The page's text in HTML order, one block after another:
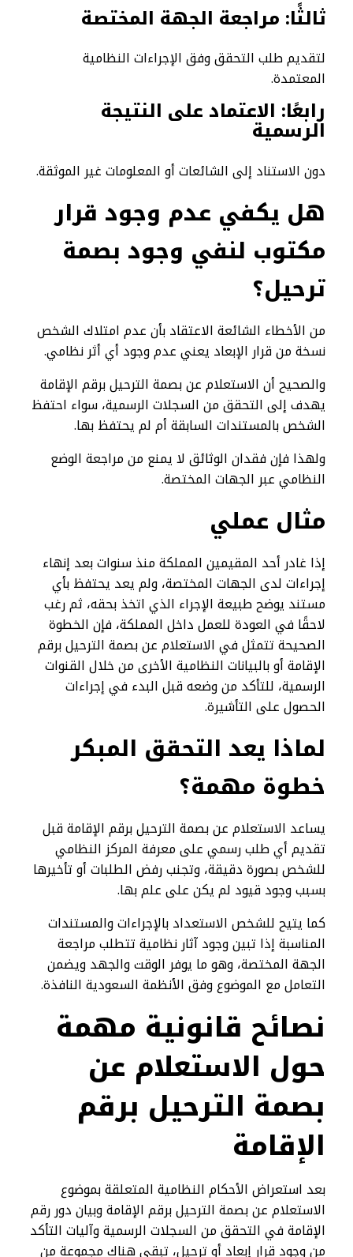
ثالثًا: مراجعة الجهة المختصة
لتقديم طلب التحقق وفق الإجراءات النظامية
المعتمدة.
رابعًا: الاعتماد على النتيجة
الرسمية
دون الاستناد إلى الشائعات أو المعلومات غير الموثقة.
هل يكفي عدم وجود قرار
مكتوب لنفي وجود بصمة
ترحيل؟
من الأخطاء الشائعة الاعتقاد بأن عدم امتلاك الشخص
نسخة من قرار الإبعاد يعني عدم وجود أي أثر نظامي.
والصحيح أن الاستعلام عن بصمة الترحيل برقم الإقامة
يهدف إلى التحقق من السجلات الرسمية، سواء احتفظ
الشخص بالمستندات السابقة أم لم يحتفظ بها.
ولهذا فإن فقدان الوثائق لا يمنع من مراجعة الوضع
النظامي عبر الجهات المختصة.
مثال عملي
إذا غادر أحد المقيمين المملكة منذ سنوات بعد إنهاء
إجراءات لدى الجهات المختصة، ولم يعد يحتفظ بأي
مستند يوضح طبيعة الإجراء الذي اتخذ بحقه، ثم رغب
لاحقًا في العودة للعمل داخل المملكة، فإن الخطوة
الصحيحة تتمثل في الاستعلام عن بصمة الترحيل برقم
الإقامة أو بالبيانات النظامية الأخرى من خلال القنوات
الرسمية، للتأكد من وضعه قبل البدء في إجراءات
الحصول على التأشيرة.
لماذا يعد التحقق المبكر
خطوة مهمة؟
يساعد الاستعلام عن بصمة الترحيل برقم الإقامة قبل
تقديم أي طلب رسمي على معرفة المركز النظامي
للشخص بصورة دقيقة، وتجنب رفض الطلبات أو تأخيرها
بسبب وجود قيود لم يكن على علم بها.
كما يتيح للشخص الاستعداد بالإجراءات والمستندات
المناسبة إذا تبين وجود آثار نظامية تتطلب مراجعة
الجهة المختصة، وهو ما يوفر الوقت والجهد ويضمن
التعامل مع الموضوع وفق الأنظمة السعودية النافذة.
نصائح قانونية مهمة
حول الاستعلام عن
بصمة الترحيل برقم
الإقامة
بعد استعراض الأحكام النظامية المتعلقة بموضوع
الاستعلام عن بصمة الترحيل برقم الإقامة وبيان دور رقم
الإقامة في التحقق من السجلات الرسمية وآليات التأكد
من وجود قرار إبعاد أو ترحيل، تبقى هناك مجموعة من